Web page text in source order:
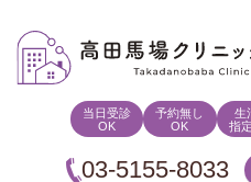
当日受診
OK
予約無し
OK
生
指
03-5155-8033